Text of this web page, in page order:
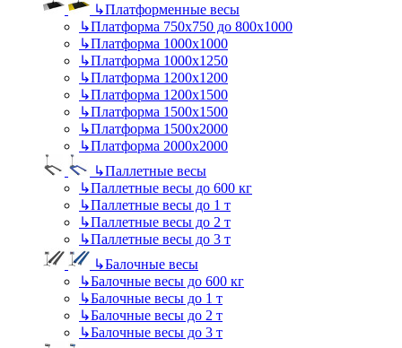
↳Платформенные весы
↳Платформа 750х750 до 800х1000
↳Платформа 1000х1000
↳Платформа 1000х1250
↳Платформа 1200х1200
↳Платформа 1200х1500
↳Платформа 1500х1500
↳Платформа 1500х2000
↳Платформа 2000х2000
↳Паллетные весы
↳Паллетные весы до 600 кг
↳Паллетные весы до 1 т
↳Паллетные весы до 2 т
↳Паллетные весы до 3 т
↳Балочные весы
↳Балочные весы до 600 кг
↳Балочные весы до 1 т
↳Балочные весы до 2 т
↳Балочные весы до 3 т